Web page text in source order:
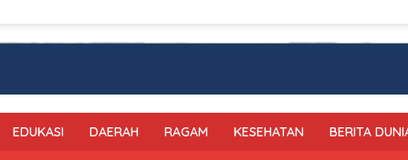
EDUKASI DAERAH RAGAM KESEHATAN BERITA